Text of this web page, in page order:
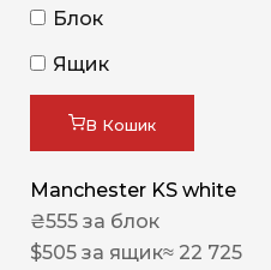
Блок
Ящик
В Кошик
Manchester KS white
₴555 за блок
$505 за ящик≈ 22 725